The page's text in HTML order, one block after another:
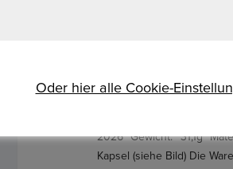
2026, 1 Dollar FM-
4
2026 Gewicht: 31,1g
Kapsel (siehe Bild) Die
Oder hier alle Cookie-